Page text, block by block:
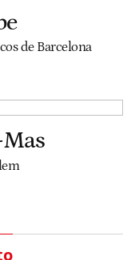
de Barcelona